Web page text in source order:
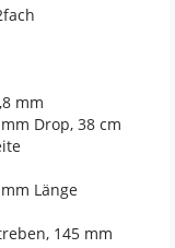
mm
Drop, 38 cm
Länge
145 mm